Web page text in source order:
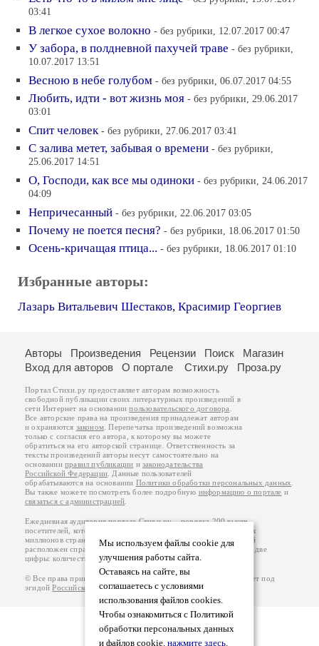
03:41
В легкое сухое волокно - без рубрики, 12.07.2017 00:47
У забора, в полдневной пахучей траве - без рубрики,
10.07.2017 13:51
Весною в небе голубом - без рубрики, 06.07.2017 04:55
Любить, идти - вот жизнь моя - без рубрики, 29.06.2017
03:01
Спит человек - без рубрики, 27.06.2017 03:41
С залива метет, забывая о времени - без рубрики,
25.06.2017 14:51
О, Господи, как все мы одиноки - без рубрики, 24.06.2017
04:09
Непричесанный - без рубрики, 22.06.2017 03:05
Почему не поется песня? - без рубрики, 18.06.2017 01:50
Осень-кричащая птица... - без рубрики, 18.06.2017 01:10
Избранные авторы:
Лазарь Витальевич Шестаков, Красимир Георгиев
Мы используем файлы cookie для
улучшения работы сайта.
Оставаясь на сайте, вы
соглашаетесь с условиями
использования файлов cookies.
Чтобы ознакомиться с Политикой
обработки персональных данных
и файлов cookie, нажмите здесь.
Авторы Произведения Рецензии Поиск
Магазин
Вход для авторов
О портале Стихи.ру Проза.ру
Портал Стихи.ру предоставляет авторам возможность
свободной публикации своих литературных произведений в
сети Интернет на основаниипользовательского договора
Все авторские права на произведения принадлежат авторам
и охраняются законом . Перепечатка произведений возможна
только с согласия его автора, к которому вы можете
обратиться на его авторской странице. Ответственность за
тексты произведений авторы несут самостоятельно на
основанииправил публикации изаконодательства
Российской Федерации . Данные пользователей
обрабатываются на основании Политики обработки персональных данных
Вы также можете посмотреть более подробную информацию о портале и
связаться с администрацией
Ежедневная аудитория портала Стихи.ру – порядка 200 тысяч
посетителей, которые в общей сумме просматривают более двух
миллионов страниц по данным счетчика посещаемости, который
расположен справа от этого текста. В каждой графе указано по две
цифры: количество просмотров и количество посетителей.
© Все права принадлежат авторам, 2000-2026. Портал работает под
эгидойРоссийского союза писателей.18+